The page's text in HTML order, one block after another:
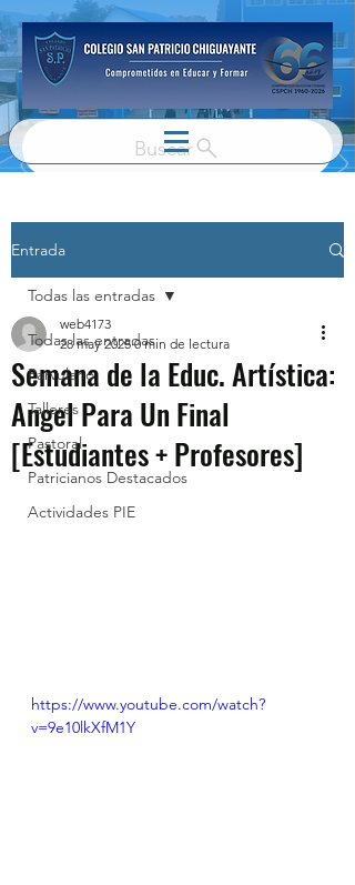
Buscar
Entrada
Todas las entradas
Parvulario
Talleres
Pastoral
Patricianos Destacados
Actividades PIE
Todas las entradas
Semana de la Educ. Artística:
Angel Para Un Final
[Estudiantes + Profesores]
web4173
28 may 2025 0 min de lectura
https://www.youtube.com/watch?
v=9e10lkXfM1Y